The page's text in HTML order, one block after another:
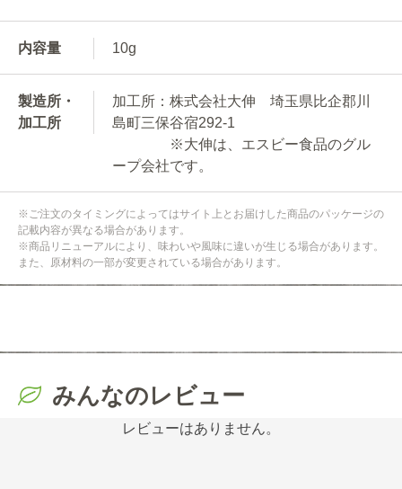
内容量 10g
製造所・
加工所
加工所：株式会社大伸 埼玉県比企郡川
島町三保谷宿292-1
※大伸は、エスビー食品のグル
ープ会社です。
※ご注文のタイミングによってはサイト上とお届けした商品のパッケージの
記載内容が異なる場合があります。
※商品リニューアルにより、味わいや風味に違いが生じる場合があります。
また、原材料の一部が変更されている場合があります。
みんなのレビュー
レビューはありません。